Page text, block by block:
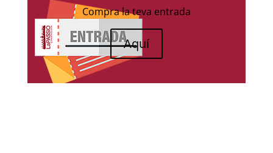
Compra la teva entrada
Aquí